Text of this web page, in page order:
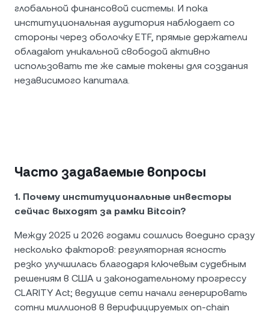
глобальной финансовой системы. И пока
институциональная аудитория наблюдает со
стороны через оболочку ETF, прямые держатели
обладают уникальной свободой активно
использовать те же самые токены для создания
независимого капитала.
Часто задаваемые вопросы
1. Почему институциональные инвесторы
сейчас выходят за рамки Bitcoin?
Между 2025 и 2026 годами сошлись воедино сразу
несколько факторов: регуляторная ясность
резко улучшилась благодаря ключевым судебным
решениям в США и законодательному прогрессу
CLARITY Act; ведущие сети начали генерировать
сотни миллионов в верифицируемых on-chain